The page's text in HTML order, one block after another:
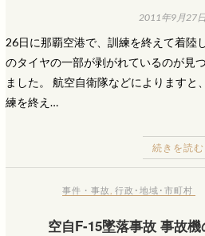
2011年9月27
26日に那覇空港で、訓練を終えて着陸
のタイヤの一部が剥がれているのが見
ました。 航空自衛隊などによりますと
練を終え…
続きを読む
事件・事故 行政･地域･市町村
空自F-15墜落事故 事故